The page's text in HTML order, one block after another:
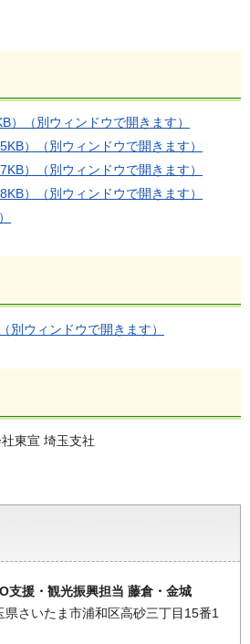
）（別ウィンドウで開きます）
）（別ウィンドウで開きます）
）（別ウィンドウで開きます）
）（別ウィンドウで開きます）
別ウィンドウで開きます）
東宣 埼玉支社
支援・観光振興担当 藤倉・金城
さいたま市浦和区高砂三丁目15番1